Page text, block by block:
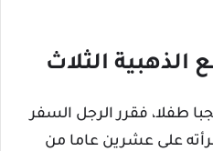
الثلاث
طفلا، فقرر الرجل السفر
على عشرين عاما من